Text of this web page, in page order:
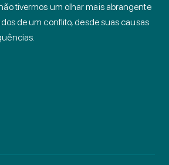
tivermos um olhar mais abrangente
de um conflito, desde suas causas